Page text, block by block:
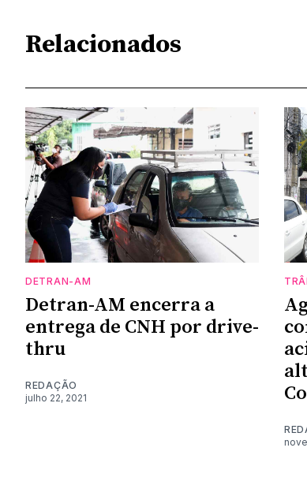
Relacionados
DETRAN-AM
Detran-AM encerra a
entrega de CNH por drive-
thru
REDAÇÃO
julho 22, 2021